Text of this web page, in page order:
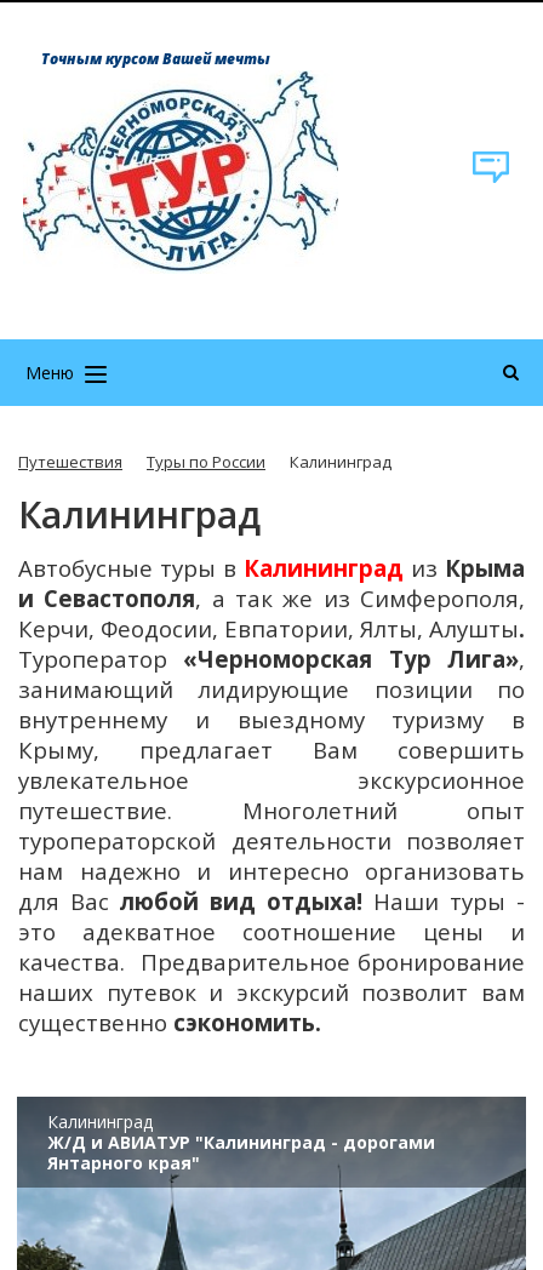
Точным курсом Вашей мечты
Меню
Путешествия Туры по России Калининград
Калининград
Автобусные туры в Калининград из Крыма
и Севастополя, а так же из Симферополя,
Керчи, Феодосии, Евпатории, Ялты, Алушты.
Туроператор «Черноморская Тур Лига»,
занимающий лидирующие позиции по
внутреннему и выездному туризму в
Крыму, предлагает Вам совершить
увлекательное экскурсионное
путешествие. Многолетний опыт
туроператорской деятельности позволяет
нам надежно и интересно организовать
для Вас любой вид отдыха! Наши туры -
это адекватное соотношение цены и
качества. Предварительное бронирование
наших путевок и экскурсий позволит вам
существенно сэкономить.
Калининград
Ж/Д и АВИАТУР "Калининград - дорогами
Янтарного края"